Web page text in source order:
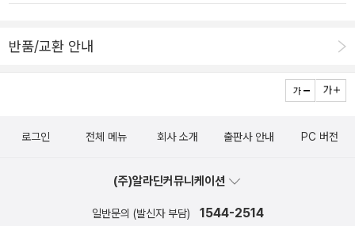
을 받았다. 이 책이 출간된 이후 2년 만에 발표된 <잘라라, 기도하는
그 손을>은 국내에 처음 소개되는 사사키 아타루의 신작으로, 책과
제목도, 책소개도 호감가
보고요. 네, 오늘은 인문학 코너에서 놀다 왔어요. 그리고, 알
무> 윌리엄 포크너가 올 해 저작권 끝나는 작가였던가? 그런듯. 포
크너의 유일한 동화. 한 소녀가 환상적인 세계에서 기상천외한 모험
링의 중단편집인 <내가 안개마을에 있을 때>인데 지만지에서 <소피
와 이 책의 역자는 동일인이고 이 작품은 초역이다. 여섯번째로 톨스
은 코바야시 타키지의 <게 가공선>이다. 이미 <게 공선>으로 일본에
걸로 안다. 여덟번째로는 모파상의 <삐에르와 장>이다. 안찾아보면
모파상의 다른작품과 묶어 출간한 적이 있다. 아홉번째로 도스토예프
기의 소일거리만 즐기는 내게 닥쳐온 아이러니 일런지. 한때 한
있지만 왠지, 시대를 말하지 않는 책을 읽은 기억은 없다. 오랫동안 잊
고 있었는데 최근에 나오는 소설들을 보니 현대사에 있어 우리가 한
번쯤은 언급하고 넘어가야 하는 부분들을 끄집어내주고 있는 책들이
안 내가 전혀 관심을 갖지 않으려했던 탓일지도 모르겠지만.
한 책읽기만이 아니라 책 자체를 좋아하는 이들을 위한 모음집,이라
는 걸 새삼 생각하게 된다. 세계문학전집의 대열에 드디어 창비도 동
반품/교환 안내
로그인 전체 메뉴 회사 소개 출판사 안내 PC 버전
(주)알라딘커뮤니케이션
일반문의 (발신자 부담) 1544-2514